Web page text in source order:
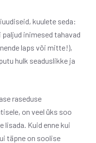
kuulete seda:
paljud inimesed tahavad
laps või mitte!),
hulk seaduslikke ja
raseduse
on veel üks soo
lisada. Kuid enne kui
täpne on soolise